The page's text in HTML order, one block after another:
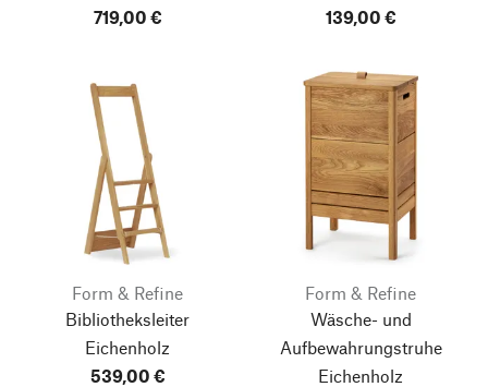
719,00 €
139,00 €
Form & Refine
Bibliotheksleiter
Eichenholz
539,00 €
Form & Refine
Wäsche- und
Aufbewahrungstruhe
Eichenholz